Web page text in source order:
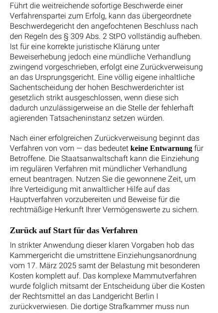
Führt die weitreichende sofortige Beschwerde einer
Verfahrenspartei zum Erfolg, kann das übergeordnete
Beschwerdegericht den angefochtenen Beschluss nach
den Regeln des § 309 Abs. 2 StPO vollständig aufheben.
Ist für eine korrekte juristische Klärung unter
Beweiserhebung jedoch eine mündliche Verhandlung
zwingend vorgeschrieben, erfolgt eine Zurückverweisung
an das Ursprungsgericht. Eine völlig eigene inhaltliche
Sachentscheidung der hohen Beschwerderichter ist
gesetzlich strikt ausgeschlossen, wenn diese sich
dadurch unzulässigerweise an die Stelle der fehlerhaft
agierenden Tatsacheninstanz setzen würden.
Nach einer erfolgreichen Zurückverweisung beginnt das
Verfahren von vorn — das bedeutet keine Entwarnung für
Betroffene. Die Staatsanwaltschaft kann die Einziehung
im regulären Verfahren mit mündlicher Verhandlung
erneut beantragen. Nutzen Sie die gewonnene Zeit, um
Ihre Verteidigung mit anwaltlicher Hilfe auf das
Hauptverfahren vorzubereiten und Beweise für die
rechtmäßige Herkunft Ihrer Vermögenswerte zu sichern.
Zurück auf Start für das Verfahren
In strikter Anwendung dieser klaren Vorgaben hob das
Kammergericht die umstrittene Einziehungsanordnung
vom 17. März 2025 samt der Belastung mit besonderen
Kosten komplett auf. Das komplexe Mammutverfahren
wurde folglich mitsamt der Entscheidung über die Kosten
der Rechtsmittel an das Landgericht Berlin I
zurückverwiesen. Die dortige Strafkammer muss nun